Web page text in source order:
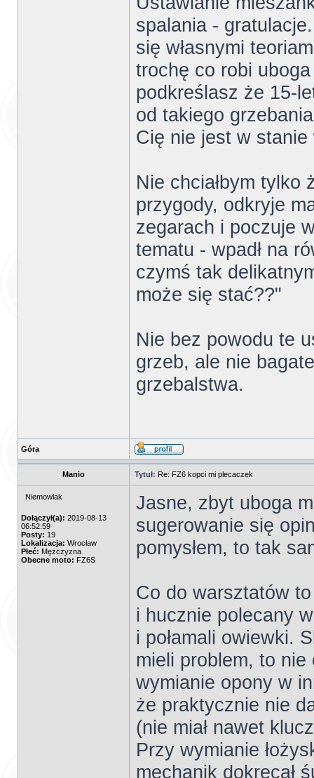
spalania -
się własnymi
trochę co robi
podkreślasz że 15-
od takiego
Cię nie jest w stanie
Nie chciałbym
przygody, odkryje
zegarach i poczuje
tematu - wpadł na
czymś tak
może się stać??"
Nie bez powodu te
grzeb, ale nie
grzebalstwa.
Góra
Manio Tytuł: Re: FZ6 kopci mi plecaczek
Niemowlak
Dołączył(a): 2019-08-13
06:52:59
Posty: 19
Lokalizacja: Wrocław
Płeć: Mężczyzna
Obecne moto: FZ6S
Jasne, zbyt uboga
sugerowanie się
pomysłem, to tak
Co do warsztatów
i hucznie polecany
i połamali owiewki.
mieli problem, to nie
wymianie opony w
że praktycznie nie
(nie miał nawet
Przy wymianie
mechanik dokręcał